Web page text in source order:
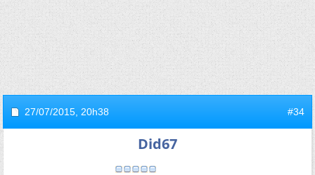
27/07/2015, 20h38 #34
Did67